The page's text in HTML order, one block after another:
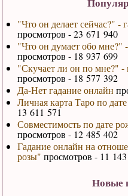
"Что он делает сейчас?" -
просмотров - 23 671 940
"Что он думает обо мне?"
просмотров - 18 937 699
"Скучает ли он по мне?" -
просмотров - 18 577 392
Да-Нет гадание онлайн
Личная карта Таро по
13 611 571
Совместимость по дате
просмотров - 12 485 402
Гадание онлайн на
розы" просмотров - 11
Новые